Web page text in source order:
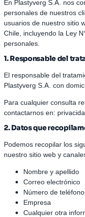
En Plastyverg S.A. nos
personales de nuestros
usuarios de nuestro sitio
Chile, incluyendo la Ley
personales.
1. Responsable del
El responsable del
Plastyverg S.A. con
Para cualquier consulta
contactarnos en:
2. Datos que
Podemos recopilar los
nuestro sitio web y
Nombre y apellido
Correo electrónico
Número de teléfono
Empresa
Cualquier otra